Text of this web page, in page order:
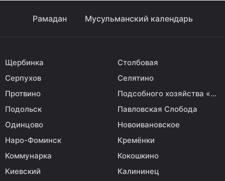
Рамадан Мусульманский календарь
Щербинка
Столбовая
Серпухов
Селятино
Протвино
Подсобного хозяйства «Воскресенское»
Подольск
Павловская Слобода
Одинцово
Новоивановское
Наро-Фоминск
Кремёнки
Коммунарка
Кокошкино
Киевский
Калининец